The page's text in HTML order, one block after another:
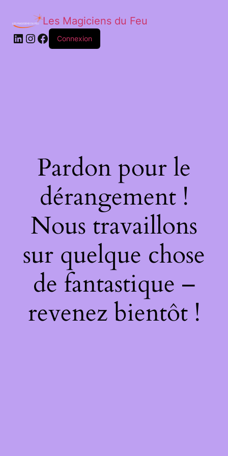
Les Magiciens du Feu
LinkedIn
Instagram
Facebook
Connexion
Pardon pour le
dérangement !
Nous travaillons
sur quelque chose
de fantastique –
revenez bientôt !